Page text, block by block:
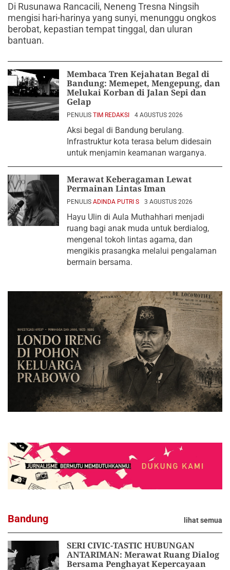
Di Rusunawa Rancacili, Neneng Tresna Ningsih
mengisi hari-harinya yang sunyi, menunggu ongkos
berobat, kepastian tempat tinggal, dan uluran
bantuan.
Membaca Tren Kejahatan Begal di
Bandung: Memepet, Mengepung, dan
Melukai Korban di Jalan Sepi dan
Gelap
PENULIS TIM REDAKSI 4 AGUSTUS 2026
Aksi begal di Bandung berulang.
Infrastruktur kota terasa belum didesain
untuk menjamin keamanan warganya.
Merawat Keberagaman Lewat
Permainan Lintas Iman
PENULIS ADINDA PUTRI S 3 AGUSTUS 2026
Hayu Ulin di Aula Muthahhari menjadi
ruang bagi anak muda untuk berdialog,
mengenal tokoh lintas agama, dan
mengikis prasangka melalui pengalaman
bermain bersama.
Bandung lihat semua
SERI CIVIC-TASTIC HUBUNGAN
ANTARIMAN: Merawat Ruang Dialog
Bersama Penghayat Kepercayaan